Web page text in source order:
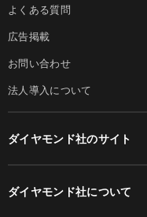
よくある質問
広告掲載
お問い合わせ
法人導入について
ダイヤモンド社のサイト
ダイヤモンド社について